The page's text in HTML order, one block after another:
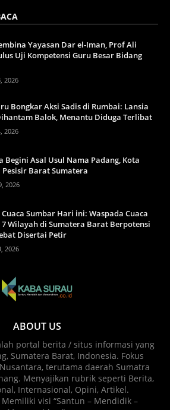
Yayasan Dar el-Iman, Prof Ali
Uji Kompetensi Guru Besar Bidang
2026
Bongkar Aksi Sadis di Rumbai: Lansia
Balok, Menantu Diduga Terlibat
2026
Begini Asal Usul Nama Padang, Kota
Pesisir Barat Sumatera
2026
Sumbar Hari ini: Waspada Cuaca
7 Wilayah di Sumatera Barat Berpotensi
Disertai Petir
2026
ABOUT US
portal berita / situs informasi yang
Sumatera Barat, Indonesia. Fokus
terutama daerah Sumatra
Menyajikan rubrik seperti Berita,
Internasional, Opini, Artikel.
visi “Santun – Mendidik –